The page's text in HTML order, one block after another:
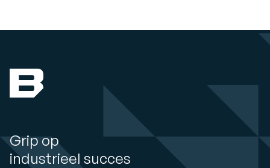
Grip op
industrieel succes